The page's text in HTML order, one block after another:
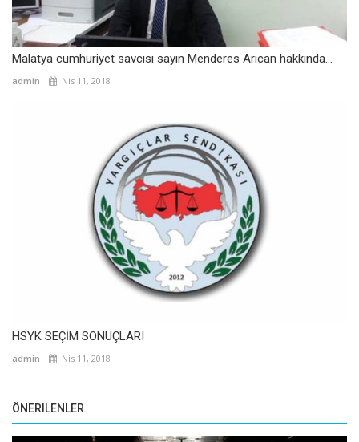
Malatya cumhuriyet savcısı sayın Menderes Arıcan hakkında...
admin Nis 11, 2018
HSYK SEÇİM SONUÇLARI
admin Nis 11, 2018
ÖNERILENLER